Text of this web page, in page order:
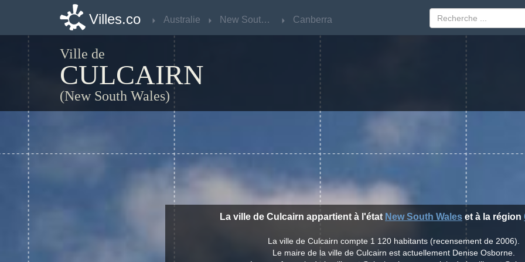
Villes.co Australie New South Wales Canberra
Ville de
CULCAIRN
(New South Wales)
La ville de Culcairn appartient à l'état New South Wales et à la région
La ville de Culcairn compte 1 120 habitants (recensement de 2006).
Le maire de la ville de Culcairn est actuellement Denise Osborne.
Villes.co Australie New South Wales Canberra